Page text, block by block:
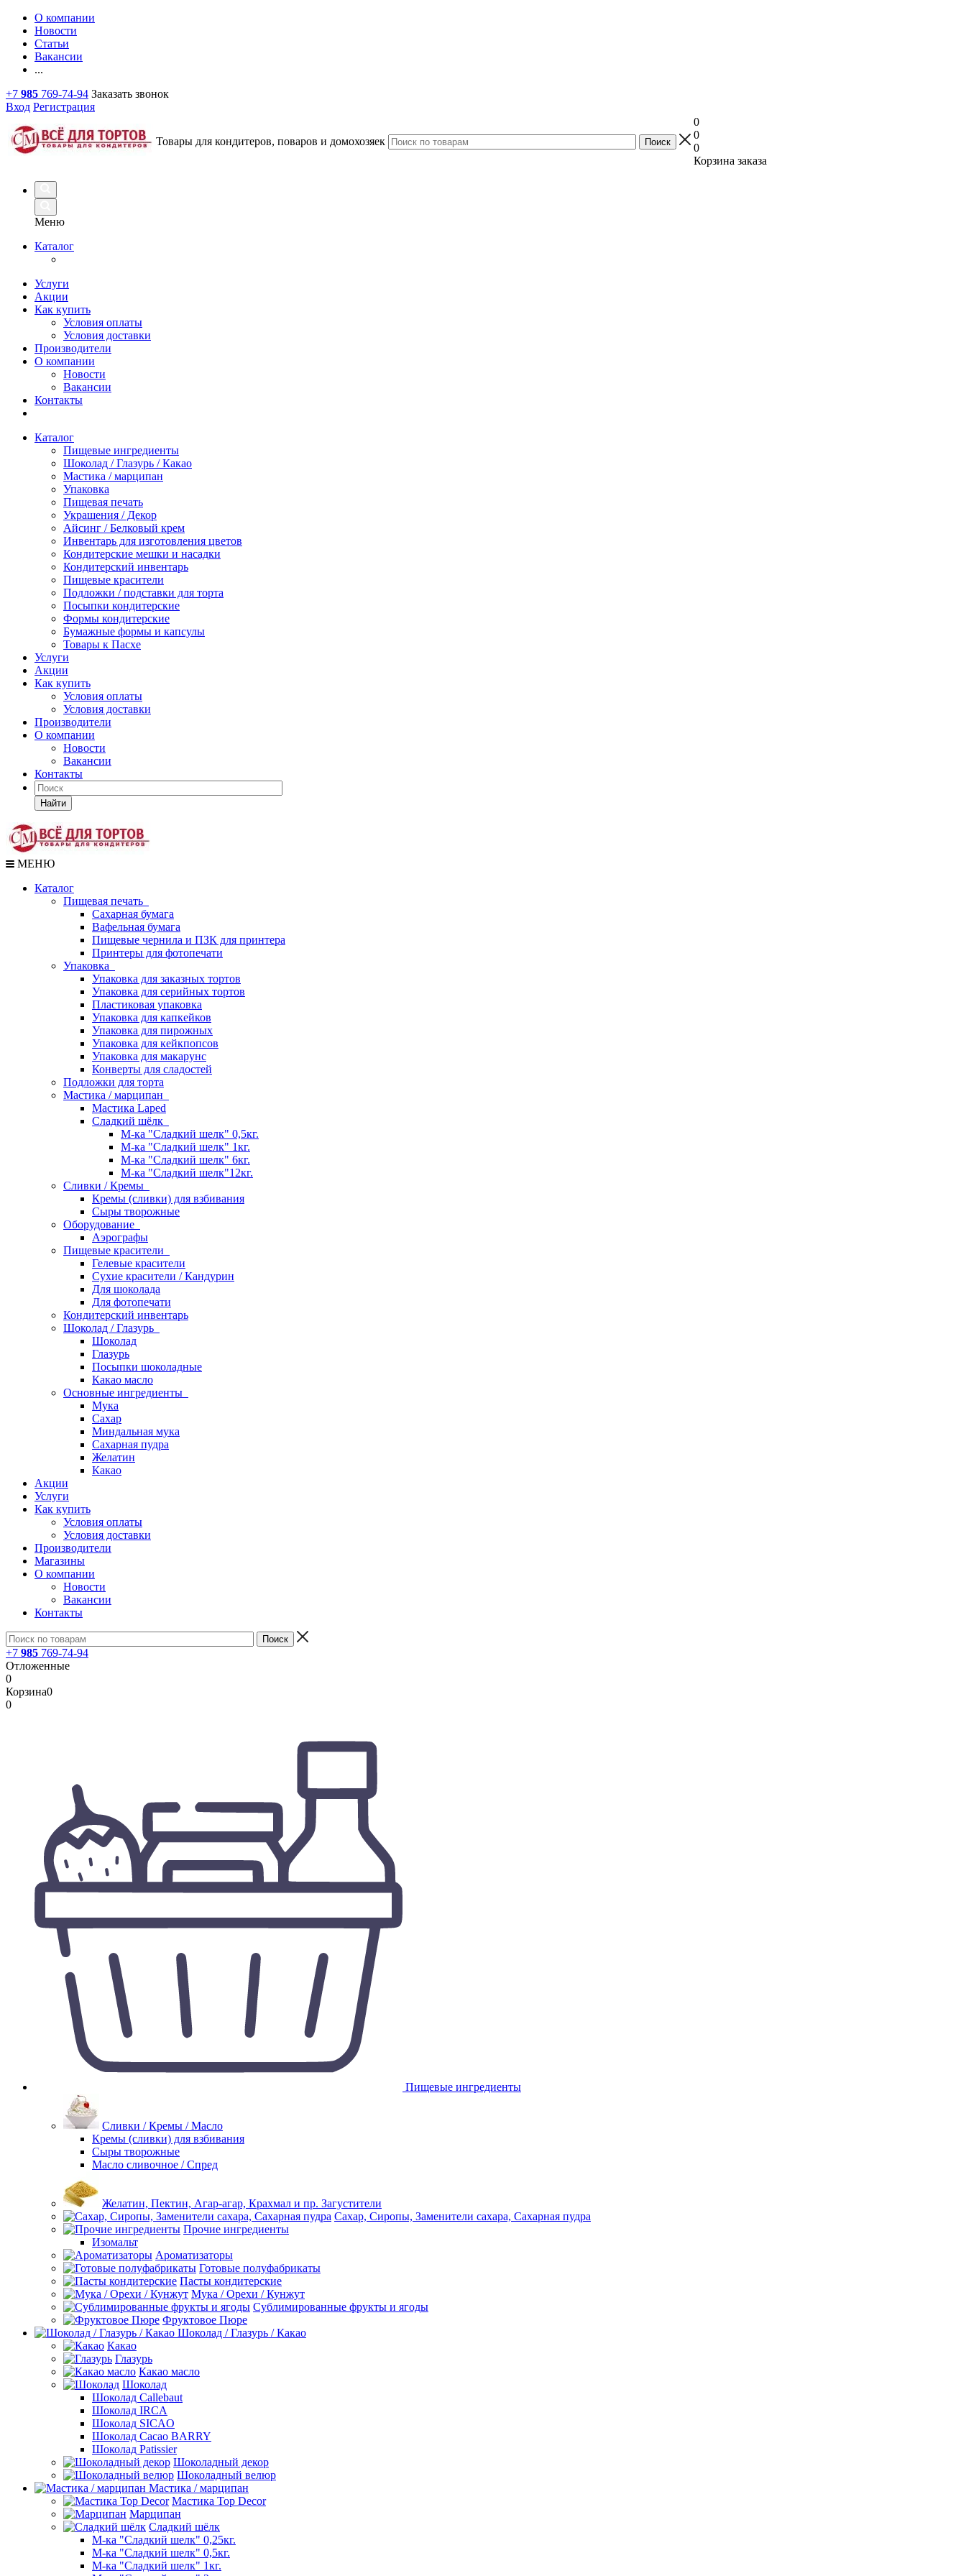
О компании
Новости
Статьи
Вакансии
...
+7 985 769-74-94 Заказать звонок
Вход Регистрация
Товары для кондитеров, поваров и домохозяек
0
0
0
Корзина заказа
Меню
Каталог
Услуги
Акции
Как купить
Условия оплаты
Условия доставки
Производители
О компании
Новости
Вакансии
Контакты
Каталог
Пищевые ингредиенты
Шоколад / Глазурь / Какао
Мастика / марципан
Упаковка
Пищевая печать
Украшения / Декор
Айсинг / Белковый крем
Инвентарь для изготовления цветов
Кондитерские мешки и насадки
Кондитерский инвентарь
Пищевые красители
Подложки / подставки для торта
Посыпки кондитерские
Формы кондитерские
Бумажные формы и капсулы
Товары к Пасхе
Услуги
Акции
Как купить
Условия оплаты
Условия доставки
Производители
О компании
Новости
Вакансии
Контакты
Найти
МЕНЮ
Каталог
Пищевая печать
Сахарная бумага
Вафельная бумага
Пищевые чернила и ПЗК для принтера
Принтеры для фотопечати
Упаковка
Упаковка для заказных тортов
Упаковка для серийных тортов
Пластиковая упаковка
Упаковка для капкейков
Упаковка для пирожных
Упаковка для кейкпопсов
Упаковка для макарунс
Конверты для сладостей
Подложки для торта
Мастика / марципан
Мастика Laped
Сладкий шёлк
М-ка "Сладкий шелк" 0,5кг.
М-ка "Сладкий шелк" 1кг.
М-ка "Сладкий шелк" 6кг.
М-ка "Сладкий шелк"12кг.
Сливки / Кремы
Кремы (сливки) для взбивания
Сыры творожные
Оборудование
Аэрографы
Пищевые красители
Гелевые красители
Сухие красители / Кандурин
Для шоколада
Для фотопечати
Кондитерский инвентарь
Шоколад / Глазурь
Шоколад
Глазурь
Посыпки шоколадные
Какао масло
Основные ингредиенты
Мука
Сахар
Миндальная мука
Сахарная пудра
Желатин
Какао
Акции
Услуги
Как купить
Условия оплаты
Условия доставки
Производители
Магазины
О компании
Новости
Вакансии
Контакты
+7 985 769-74-94
Отложенные
0
Корзина0
0
Пищевые ингредиенты
Сливки / Кремы / Масло
Кремы (сливки) для взбивания
Сыры творожные
Масло сливочное / Спред
Желатин, Пектин, Агар-агар, Крахмал и пр. Загустители
Сахар, Сиропы, Заменители сахара, Сахарная пудра
Прочие ингредиенты
Изомальт
Ароматизаторы
Готовые полуфабрикаты
Пасты кондитерские
Мука / Орехи / Кунжут
Сублимированные фрукты и ягоды
Фруктовое Пюре
Шоколад / Глазурь / Какао
Какао
Глазурь
Какао масло
Шоколад
Шоколад Callebaut
Шоколад IRCA
Шоколад SICAO
Шоколад Cacao BARRY
Шоколад Patissier
Шоколадный декор
Шоколадный велюр
Мастика / марципан
Мастика Top Decor
Марципан
Сладкий шёлк
М-ка "Сладкий шелк" 0,25кг.
М-ка "Сладкий шелк" 0,5кг.
М-ка "Сладкий шелк" 1кг.